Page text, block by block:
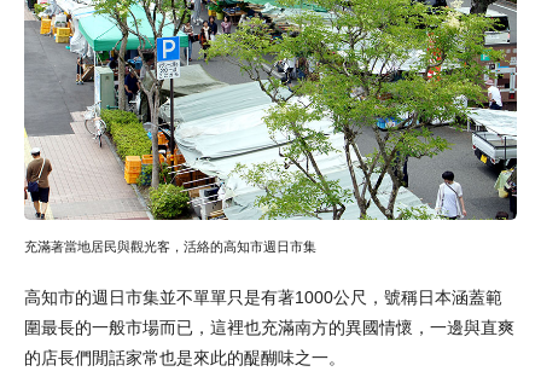
充滿著當地居民與觀光客，活絡的高知市週日市集
高知市的週日市集並不單單只是有著1000公尺，號稱日本涵蓋範
圍最長的一般市場而已，這裡也充滿南方的異國情懷，一邊與直爽
的店長們閒話家常也是來此的醍醐味之一。